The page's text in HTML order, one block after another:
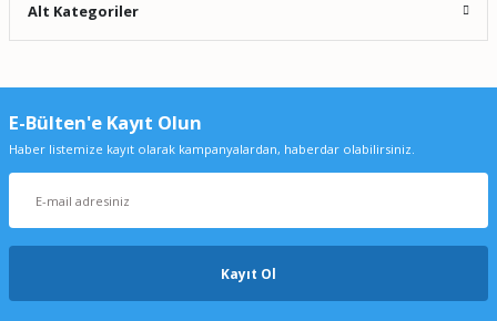
Alt Kategoriler
E-Bülten'e Kayıt Olun
Haber listemize kayıt olarak kampanyalardan, haberdar olabilirsiniz.
Kayıt Ol